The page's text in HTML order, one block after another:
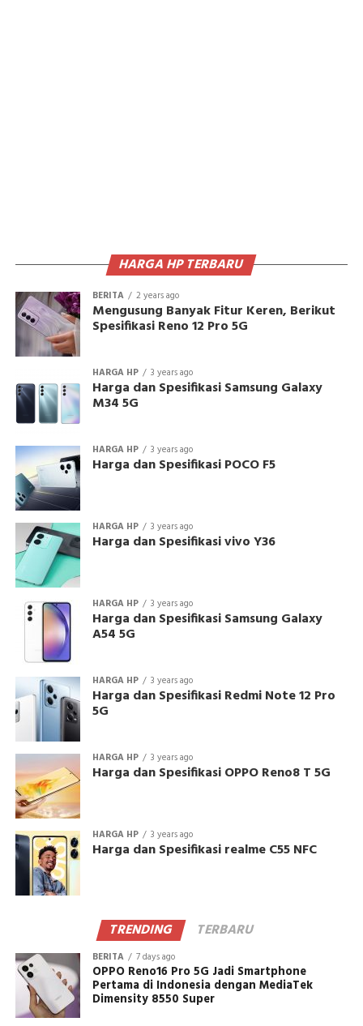
HARGA HP TERBARU
BERITA 2 years ago
Mengusung Banyak Fitur Keren, Berikut
Spesifikasi Reno 12 Pro 5G
HARGA HP 3 years ago
Harga dan Spesifikasi Samsung Galaxy
M34 5G
HARGA HP 3 years ago
Harga dan Spesifikasi POCO F5
HARGA HP 3 years ago
Harga dan Spesifikasi vivo Y36
HARGA HP 3 years ago
Harga dan Spesifikasi Samsung Galaxy
A54 5G
HARGA HP 3 years ago
Harga dan Spesifikasi Redmi Note 12 Pro
5G
HARGA HP 3 years ago
Harga dan Spesifikasi OPPO Reno8 T 5G
HARGA HP 3 years ago
Harga dan Spesifikasi realme C55 NFC
TRENDING TERBARU
BERITA 7 days ago
OPPO Reno16 Pro 5G Jadi Smartphone
Pertama di Indonesia dengan MediaTek
Dimensity 8550 Super